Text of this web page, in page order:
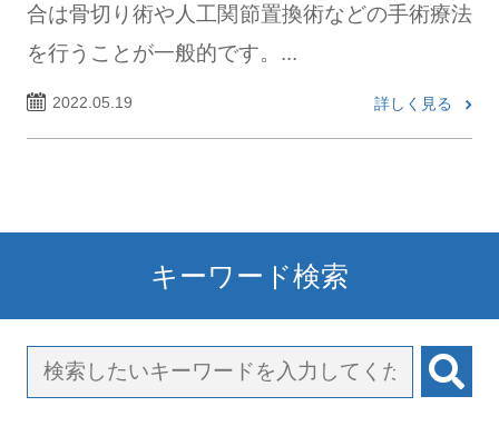
合は骨切り術や人工関節置換術などの手術療法
を行うことが一般的です。...
2022.05.19 詳しく見る
キーワード検索